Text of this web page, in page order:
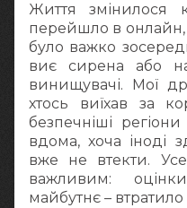
Життя змінилося
перейшло в онлайн,
було важко
виє сирена або
винищувачі. Мої
хтось виїхав за
безпечніші
вдома, хоча іноді
вже не втекти.
важливим:
майбутнє – втратило